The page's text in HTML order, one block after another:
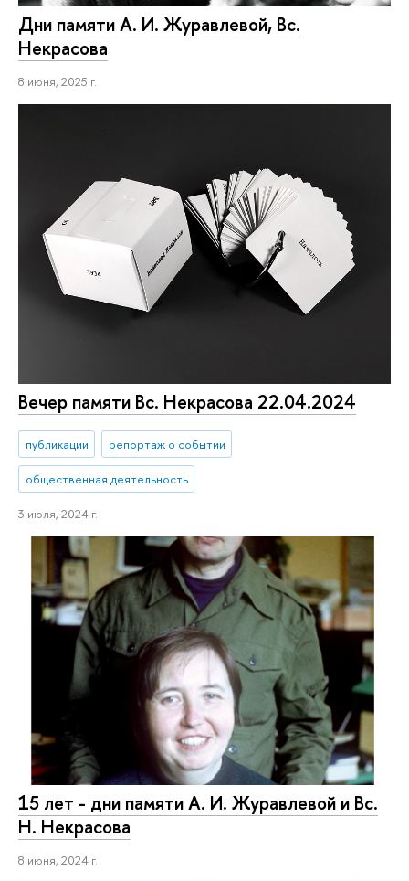
Дни памяти А. И. Журавлевой, Вс.
Некрасова
8 июня, 2025 г.
Вечер памяти Вс. Некрасова 22.04.2024
публикации репортаж о событии
общественная деятельность
3 июля, 2024 г.
15 лет - дни памяти А. И. Журавлевой и Вс.
Н. Некрасова
8 июня, 2024 г.